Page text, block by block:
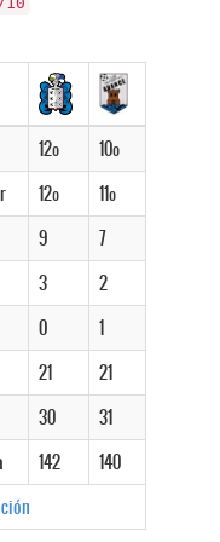
12º
10º
12º
11º
9
7
3
2
0
1
21
21
30
31
142 140